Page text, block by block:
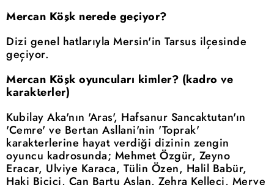
Mercan Köşk nerede geçiyor?
Dizi genel hatlarıyla Mersin'in Tarsus ilçesinde
geçiyor.
Mercan Köşk oyuncuları kimler? (kadro ve
karakterler)
Kubilay Aka'nın 'Aras', Hafsanur Sancaktutan'ın
'Cemre' ve Bertan Asllani'nin 'Toprak'
karakterlerine hayat verdiği dizinin zengin
oyuncu kadrosunda; Mehmet Özgür, Zeyno
Eracar, Ulviye Karaca, Tülin Özen, Halil Babür,
Haki Biçici, Can Bartu Aslan, Zehra Kelleci, Merve